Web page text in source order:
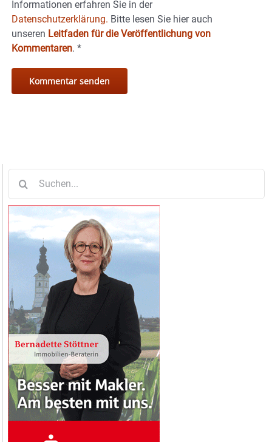
Informationen erfahren Sie in der
Datenschutzerklärung. Bitte lesen Sie hier auch
unseren Leitfaden für die Veröffentlichung von
Kommentaren. *
nach: